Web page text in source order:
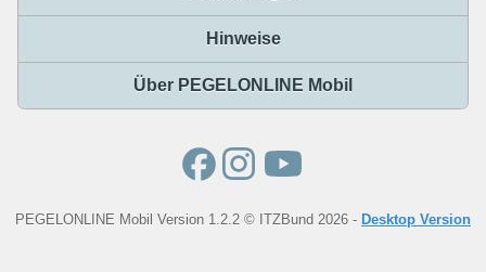
Hinweise
Über PEGELONLINE Mobil
PEGELONLINE Mobil Version 1.2.2 © ITZBund 2026 - Desktop Version